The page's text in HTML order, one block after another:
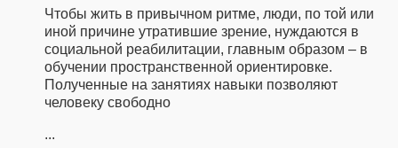
Чтобы жить в привычном ритме, люди, по той или
иной причине утратившие зрение, нуждаются в
социальной реабилитации, главным образом – в
обучении пространственной ориентировке.
Полученные на занятиях навыки позволяют
человеку свободно
...